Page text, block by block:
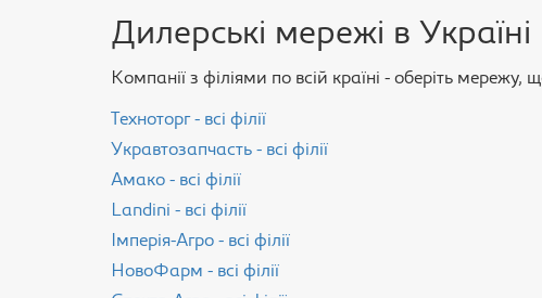
Дилерські мережі в Україні
Компанії з філіями по всій країні - оберіть мережу,
Техноторг - всі філії
Укравтозапчасть - всі філії
Амако - всі філії
Landini - всі філії
Імперія-Агро - всі філії
НовоФарм - всі філії